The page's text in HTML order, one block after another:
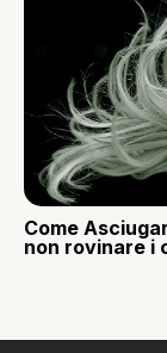
Come
non rovinare i